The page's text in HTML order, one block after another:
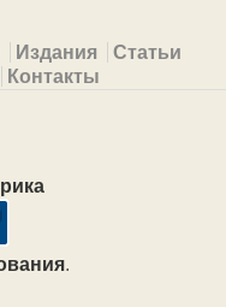
Издания
Статьи
Контакты
.